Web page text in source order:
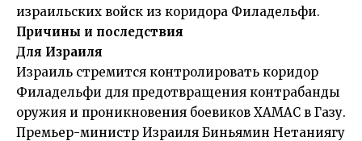
израильских войск из коридора Филадельфи.
Причины и последствия
Для Израиля
Израиль стремится контролировать коридор
Филадельфи для предотвращения контрабанды
оружия и проникновения боевиков ХАМАС в Газу.
Премьер-министр Израиля Биньямин Нетаниягу